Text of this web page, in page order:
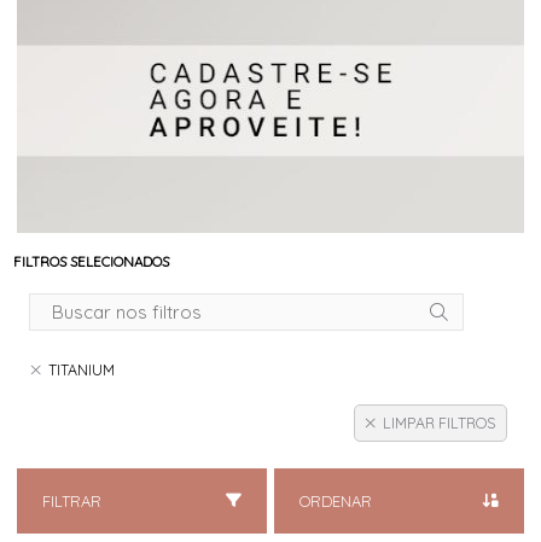
FILTROS SELECIONADOS
TITANIUM
LIMPAR FILTROS
FILTRAR ORDENAR